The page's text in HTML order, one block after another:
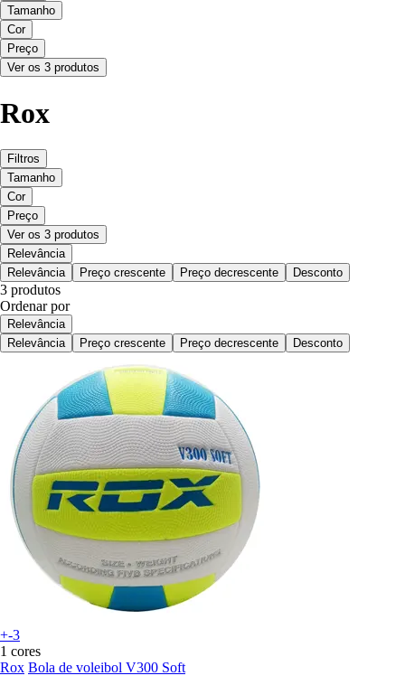
Tamanho
Cor
Preço
Ver os 3 produtos
Rox
Filtros
Tamanho
Cor
Preço
Ver os 3 produtos
Relevância
Relevância
Preço crescente Preço decrescente Desconto
3 produtos
Ordenar por
Relevância
Relevância
Preço crescente Preço decrescente Desconto
+-3
1 cores
Rox Bola de voleibol V300 Soft